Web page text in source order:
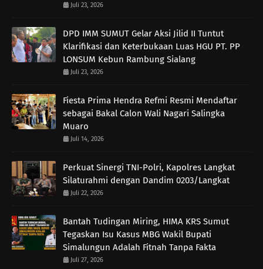
Juli 23, 2026
DPD IMM SUMUT Gelar Aksi Jilid II Tuntut
Klarifikasi dan Keterbukaan Luas HGU PT. PP
LONSUM Kebun Rambung Sialang
Juli 23, 2026
Fiesta Prima Hendra Refmi Resmi Mendaftar
sebagai Bakal Calon Wali Nagari Salingka
Muaro
Juli 14, 2026
Perkuat Sinergi TNI-Polri, Kapolres Langkat
Silaturahmi dengan Dandim 0203/Langkat
Juli 22, 2026
Bantah Tudingan Miring, HIMA KRS Sumut
Tegaskan Isu Kasus MBG Wakil Bupati
Simalungun Adalah Fitnah Tanpa Fakta
Juli 27, 2026